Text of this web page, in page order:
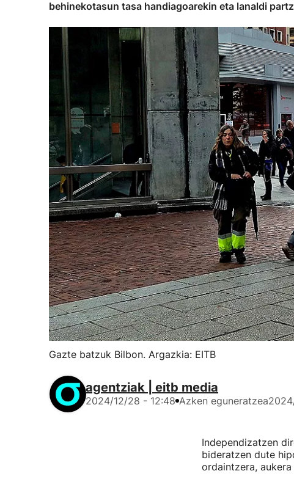
behinekotasun tasa handiagoarekin eta lanaldi
Gazte batzuk Bilbon. Argazkia: EITB
agentziak | eitb media
2024/12/28 - 12:48 Azken eguneratzea
Independizatzen
bideratzen dute
ordaintzera,